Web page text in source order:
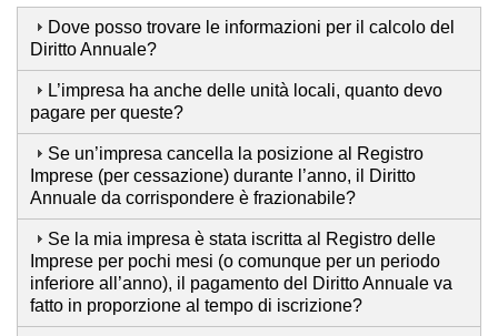
Dove posso trovare le informazioni per il calcolo del
Diritto Annuale?
L’impresa ha anche delle unità locali, quanto devo
pagare per queste?
Se un’impresa cancella la posizione al Registro
Imprese (per cessazione) durante l’anno, il Diritto
Annuale da corrispondere è frazionabile?
Se la mia impresa è stata iscritta al Registro delle
Imprese per pochi mesi (o comunque per un periodo
inferiore all’anno), il pagamento del Diritto Annuale va
fatto in proporzione al tempo di iscrizione?